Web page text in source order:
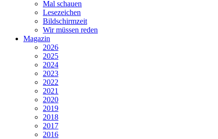
Mal schauen
Lesezeichen
Bildschirmzeit
Wir müssen reden
Magazin
2026
2025
2024
2023
2022
2021
2020
2019
2018
2017
2016